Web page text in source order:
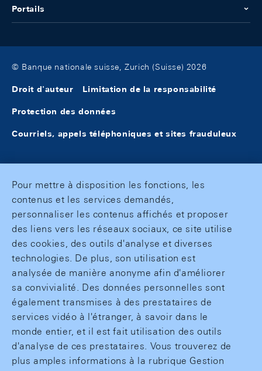
Portails
© Banque nationale suisse, Zurich (Suisse) 2026
Droit d'auteur Limitation de la responsabilité
Protection des données
Courriels, appels téléphoniques et sites frauduleux
Pour mettre à disposition les fonctions, les
contenus et les services demandés,
personnaliser les contenus affichés et proposer
des liens vers les réseaux sociaux, ce site utilise
des cookies, des outils d'analyse et diverses
technologies. De plus, son utilisation est
analysée de manière anonyme afin d'améliorer
sa convivialité. Des données personnelles sont
également transmises à des prestataires de
services vidéo à l'étranger, à savoir dans le
monde entier, et il est fait utilisation des outils
d'analyse de ces prestataires. Vous trouverez de
plus amples informations à la rubrique Gestion